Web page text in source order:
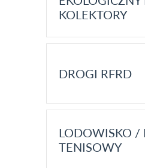
KOLEKTORY
DROGI RFRD
LODOWISKO /
TENISOWY